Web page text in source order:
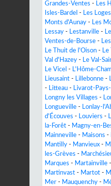
Grandes-Ventes - Les
Isles-Bardel - Les Loges
Monts d'Aunay - Les
Lessay - Lestanville -
Ventes-de-Bourse -
Le Thuit de l'Oison - Le
Val d'Hazey - Le Val-
Le Vicel - L'Hôme-
Lieusaint - Lillebonne -
- Litteau - Livarot-
Longny les Villages -
Longueville - Lonlay-
d'Écouves - Louviers -
la-Forêt - Magny-en-
Mainneville - Maisons -
Mantilly - Manvieux -
les-Grèves -
Marques - Martainville -
Martinvast - Martot -
Mer - Mauquenchy -